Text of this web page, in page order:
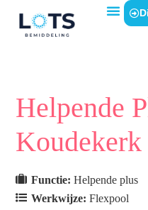
Helpende
Functie:Helpende plus
Werkwijze:Flexpool